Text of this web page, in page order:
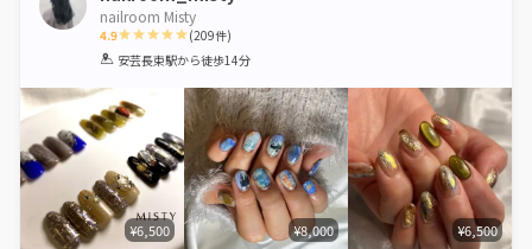
nailroom Misty
4.9
1 2 3 4 5
(209件)
安芸長束駅から徒歩14分
¥6,500 ¥8,000 ¥6,500